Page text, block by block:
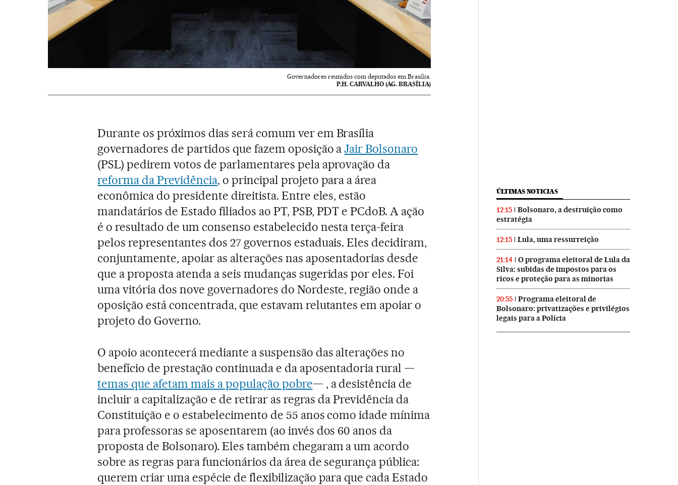
Governadores reunidos com deputados em Brasília.
P.H. CARVALHO (AG. BRASÍLIA)
Durante os próximos dias será comum ver em Brasília
governadores de partidos que fazem oposição aJair Bolsonaro
(PSL) pedirem votos de parlamentares pela aprovação da
reforma da Previdência, o principal projeto para a área
econômica do presidente direitista. Entre eles, estão
mandatários de Estado filiados ao PT, PSB, PDT e PCdoB. A ação
é o resultado de um consenso estabelecido nesta terça-feira
pelos representantes dos 27 governos estaduais. Eles decidiram,
conjuntamente, apoiar as alterações nas aposentadorias desde
que a proposta atenda a seis mudanças sugeridas por eles. Foi
uma vitória dos nove governadores do Nordeste, região onde a
oposição está concentrada, que estavam relutantes em apoiar o
projeto do Governo.
O apoio acontecerá mediante a suspensão das alterações no
benefício de prestação continuada e da aposentadoria rural —
temas que afetam mais a população pobre— , a desistência de
incluir a capitalização e de retirar as regras da Previdência da
Constituição e o estabelecimento de 55 anos como idade mínima
para professoras se aposentarem (ao invés dos 60 anos da
proposta de Bolsonaro). Eles também chegaram a um acordo
sobre as regras para funcionários da área de segurança pública:
querem criar uma espécie de flexibilização para que cada Estado
ÚLTIMAS NOTICIAS
12:15
Bolsonaro, a destruição como
estratégia
12:15 Lula, uma ressurreição
21:14
O programa eleitoral de Lula da
Silva: subidas de impostos para os
ricos e proteção para as minorias
20:55
Programa eleitoral de
Bolsonaro: privatizações e privilégios
legais para a Polícia